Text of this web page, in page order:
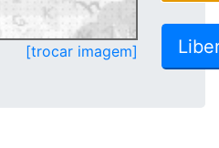
[trocar imagem]